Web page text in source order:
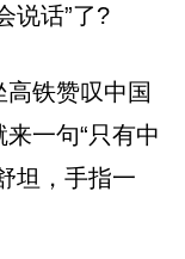
说话”了?
铁赞叹中国
一句“只有中
坦，手指一